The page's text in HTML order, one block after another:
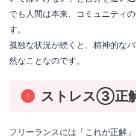
でも人間は本来、コミュニティ
す。
孤独な状況が続くと、精神的な
然なことなのです。
ストレス③正
フリーランスには「これが正解